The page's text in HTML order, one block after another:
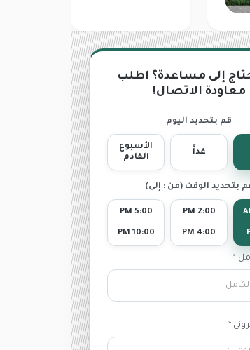
إلى مساعدة؟ اطلب
معاودة الاتصال!
قم بتحديد اليوم
غداً
الأسبوع
القادم
بتحديد الوقت (من : إلى)
2:00 PM
4:00 PM
5:00 PM
10:00 PM
*
*